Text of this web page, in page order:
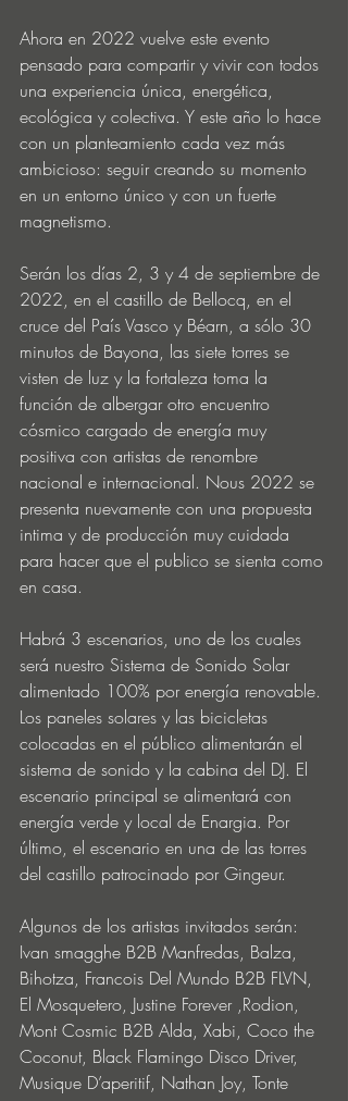
Ahora en 2022 vuelve este evento
pensado para compartir y vivir con todos
una experiencia única, energética,
ecológica y colectiva. Y este año lo hace
con un planteamiento cada vez más
ambicioso: seguir creando su momento
en un entorno único y con un fuerte
magnetismo.
Serán los días 2, 3 y 4 de septiembre de
2022, en el castillo de Bellocq, en el
cruce del País Vasco y Béarn, a sólo 30
minutos de Bayona, las siete torres se
visten de luz y la fortaleza toma la
función de albergar otro encuentro
cósmico cargado de energía muy
positiva con artistas de renombre
nacional e internacional. Nous 2022 se
presenta nuevamente con una propuesta
intima y de producción muy cuidada
para hacer que el publico se sienta como
en casa.
Habrá 3 escenarios, uno de los cuales
será nuestro Sistema de Sonido Solar
alimentado 100% por energía renovable.
Los paneles solares y las bicicletas
colocadas en el público alimentarán el
sistema de sonido y la cabina del DJ. El
escenario principal se alimentará con
energía verde y local de Enargia. Por
último, el escenario en una de las torres
del castillo patrocinado por Gingeur.
Algunos de los artistas invitados serán:
Ivan smagghe B2B Manfredas, Balza,
Bihotza, Francois Del Mundo B2B FLVN,
El Mosquetero, Justine Forever ,Rodion,
Mont Cosmic B2B Alda, Xabi, Coco the
Coconut, Black Flamingo Disco Driver,
Musique D’aperitif, Nathan Joy, Tonte